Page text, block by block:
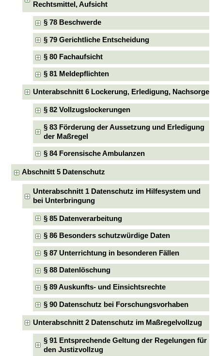
Rechtsmittel, Aufsicht
§ 78 Beschwerde
§ 79 Gerichtliche Entscheidung
§ 80 Fachaufsicht
§ 81 Meldepflichten
Unterabschnitt 6 Lockerung, Erledigung, Nachsorge
§ 82 Vollzugslockerungen
§ 83 Förderung der Aussetzung und Erledigung
der Maßregel
§ 84 Forensische Ambulanzen
Abschnitt 5 Datenschutz
Unterabschnitt 1 Datenschutz im Hilfesystem und
bei Unterbringung
§ 85 Datenverarbeitung
§ 86 Besonders schutzwürdige Daten
§ 87 Unterrichtung in besonderen Fällen
§ 88 Datenlöschung
§ 89 Auskunfts- und Einsichtsrechte
§ 90 Datenschutz bei Forschungsvorhaben
Unterabschnitt 2 Datenschutz im Maßregelvollzug
§ 91 Entsprechende Geltung der Regelungen für
den Justizvollzug